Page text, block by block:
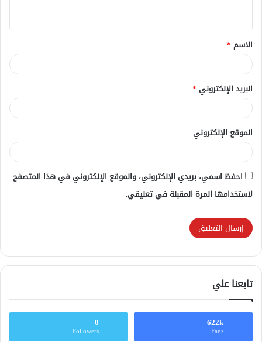
ق
*
الاسم *
البريد الإلكتروني *
الموقع الإلكتروني
احفظ اسمي، بريدي الإلكتروني، والموقع الإلكتروني في هذا المتصفح
لاستخدامها المرة المقبلة في تعليقي.
تابعنا علي
622k
Fans
0
Followers